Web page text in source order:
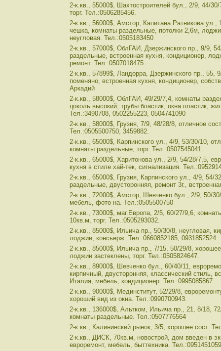
2-к.кв., 55000$, Шахтостроителей бул., 2/9, 44/
торг. Тел.:0506285456.
2-к.кв., 56000$, Амстор, Капитана Ратникова ул.,
чешка, комнаты раздельные, потолки 2,6м,
неугловая. Тел.:0505183450
2-к.кв., 57000$, ОблГАИ, Дзержинского пр., 9/9,
раздельные, встроенная кухня, кондиционер,
ремонт. Тел.:0507018475.
2-к.кв., 57899$, Ландорра, Дзержинского пр., 55,
поменяно, встроенная кухня, кондиционер,
Аркадий
2-к.кв., 58000$, ОблГАИ, 49/29/7,4, комнаты
цоколь высокий, трубы бластик, окна пластик,
Тел.:3490708, 0502255223, 0504741090
2-к.кв., 58000$, Грузия, 7/9, 48/28/8, отличное
Тел.:0505500750, 3459882.
2-к.кв., 65000$, Карпинского ул., 4/9, 53/30/10,
комнаты раздельные, торг. Тел.:0507545041.
2-к.кв., 65000$, Харитонова ул., 2/9, 54/28/7,5,
кухня в стиле хай-тек, сигнализация.
2-к.кв., 65000$, Грузия, Карпинского ул., 4/9, 54/
раздельные, двусторонняя, ремонт 3г.,
2-к.кв., 72000$, Амстор, Шевченко бул., 2/9, 50/
мебель, фото на. Тел.:0505500750
2-к.кв., 73000$, маг.Европа, 2/5, 60/27/9,6,
10кв.м, торг. Тел.:0505293032.
2-к.кв., 85000$, Ильича пр., 50/30/8, неугловая,
лоджии, консьерж. Тел.:0660852185, 0931852524.
2-к.кв., 85000$, Ильича пр., 7/15, 50/29/8,
лоджии застеклены, торг. Тел.:0505824647.
2-к.кв., 89000$, Шевченко бул., 60/40/11,
кирпичный, двусторонняя, классический стиль,
Италия, мебель, кондиционер. Тел.:0995085867.
2-к.кв., 90000$, Мединститут, 52/29/8,
хороший вид из окна. Тел.:0990700943.
2-к.кв., 136000$, Альтком, Ильича пр., 21, 8/18,
комнаты раздельные. Тел.:0507776564
2-к.кв., Калининский рынок, 3/5, хорошее сост.
2-к.кв., ДИСК, 70кв.м, новострой, дом введен в
евроремонт, мебель, быттехника.